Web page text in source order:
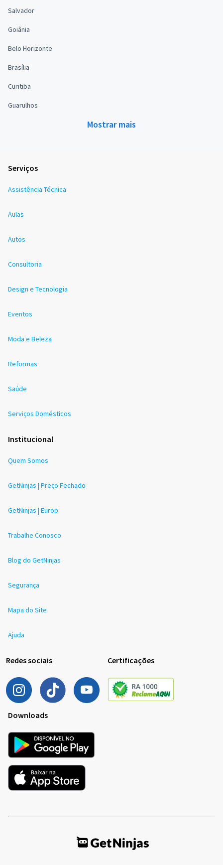
Salvador
Goiânia
Belo Horizonte
Brasília
Curitiba
Guarulhos
Mostrar mais
Serviços
Assistência Técnica
Aulas
Autos
Consultoria
Design e Tecnologia
Eventos
Moda e Beleza
Reformas
Saúde
Serviços Domésticos
Institucional
Quem Somos
GetNinjas | Preço Fechado
GetNinjas | Europ
Trabalhe Conosco
Blog do GetNinjas
Segurança
Mapa do Site
Ajuda
Redes sociais Certificações
Downloads